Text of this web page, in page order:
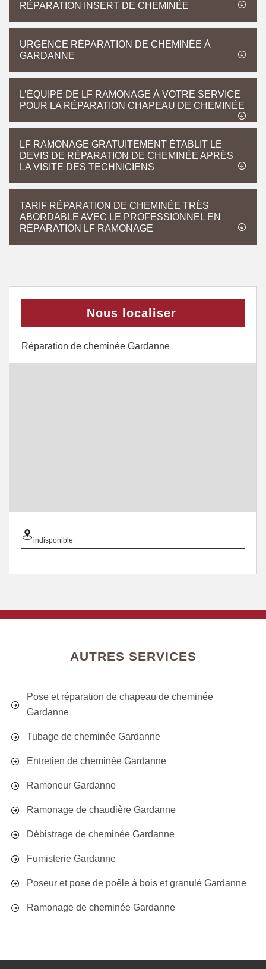
RÉPARATION INSERT DE CHEMINÉE
URGENCE RÉPARATION DE CHEMINÉE À
GARDANNE
L’ÉQUIPE DE LF RAMONAGE À VOTRE SERVICE
POUR LA RÉPARATION CHAPEAU DE CHEMINÉE
LF RAMONAGE GRATUITEMENT ÉTABLIT LE
DEVIS DE RÉPARATION DE CHEMINÉE APRÈS
LA VISITE DES TECHNICIENS
TARIF RÉPARATION DE CHEMINÉE TRÈS
ABORDABLE AVEC LE PROFESSIONNEL EN
RÉPARATION LF RAMONAGE
Nous localiser
Réparation de cheminée Gardanne
indisponible
AUTRES SERVICES
Pose et réparation de chapeau de cheminée
Gardanne
Tubage de cheminée Gardanne
Entretien de cheminée Gardanne
Ramoneur Gardanne
Ramonage de chaudière Gardanne
Débistrage de cheminée Gardanne
Fumisterie Gardanne
Poseur et pose de poêle à bois et granulé Gardanne
Ramonage de cheminée Gardanne